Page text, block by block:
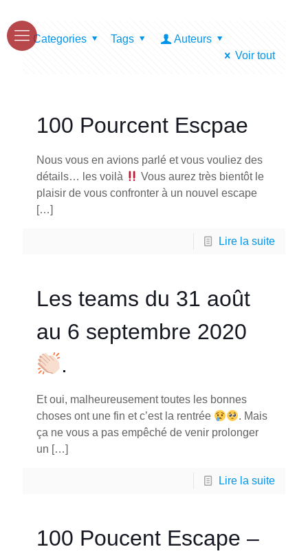
Categories Tags
Auteurs
Voir tout
100 Pourcent Escpae
Nous vous en avions parlé et vous vouliez des
détails… les voilà
Vous aurez très bientôt le
plaisir de vous confronter à un nouvel escape
[…]
Lire la suite
Les teams du 31 août
au 6 septembre 2020
.
Et oui, malheureusement toutes les bonnes
choses ont une fin et c’est la rentrée
. Mais
ça ne vous a pas empêché de venir prolonger
un […]
Lire la suite
100 Poucent Escape –